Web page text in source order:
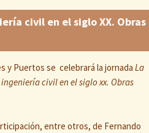
civil en el siglo XX. Obras
y Puertos se celebrará la jornada La
civil en el siglo xx. Obras
entre otros, de Fernando